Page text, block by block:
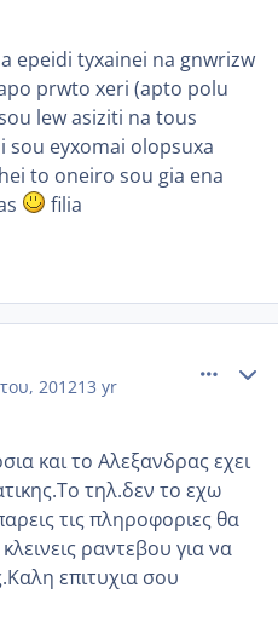
epeidi tyxainei na gnwrizw
prwto xeri (apto polu
lew asiziti na tous
sou eyxomai olopsuxa
to oneiro sou gia ena
filia
201213 yr
και το Αλεξανδρας εχει
τηλ.δεν το εχω
τις πληροφοριες θα
ραντεβου για να
επιτυχια σου